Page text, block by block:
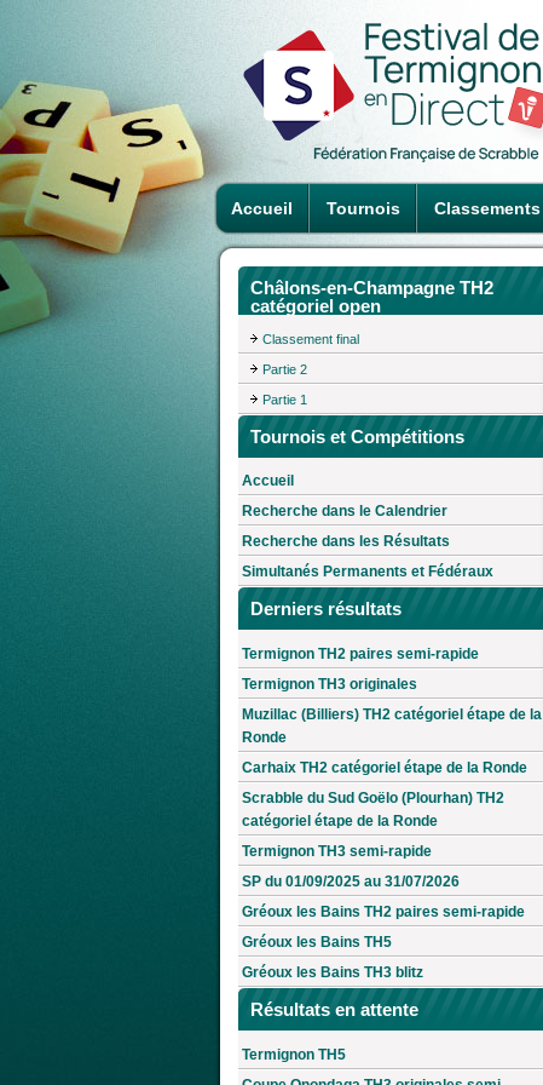
Accueil Tournois Classements
Châlons-en-Champagne TH2
catégoriel open
Classement final
Partie 2
Partie 1
Tournois et Compétitions
Accueil
Recherche dans le Calendrier
Recherche dans les Résultats
Simultanés Permanents et Fédéraux
Derniers résultats
Termignon TH2 paires semi-rapide
Termignon TH3 originales
Muzillac (Billiers) TH2 catégoriel étape de la
Ronde
Carhaix TH2 catégoriel étape de la Ronde
Scrabble du Sud Goëlo (Plourhan) TH2
catégoriel étape de la Ronde
Termignon TH3 semi-rapide
SP du 01/09/2025 au 31/07/2026
Gréoux les Bains TH2 paires semi-rapide
Gréoux les Bains TH5
Gréoux les Bains TH3 blitz
Résultats en attente
Termignon TH5